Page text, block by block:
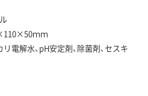
ｍｍ
リ電解水、pH安定剤、除菌剤、セスキ